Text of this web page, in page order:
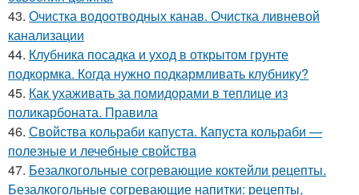
43. Очистка водоотводных канав. Очистка ливневой
канализации
44. Клубника посадка и уход в открытом грунте
подкормка. Когда нужно подкармливать клубнику?
45. Как ухаживать за помидорами в теплице из
поликарбоната. Правила
46. Свойства кольраби капуста. Капуста кольраби —
полезные и лечебные свойства
47. Безалкогольные согревающие коктейли рецепты.
Безалкогольные согревающие напитки: рецепты,